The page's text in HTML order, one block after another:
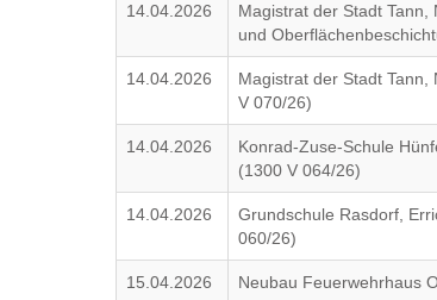
14.04.2026
Magistrat der Stadt
und
14.04.2026
Magistrat der Stadt
V 070/26)
14.04.2026
Konrad-Zuse-Schule
(1300 V 064/26)
14.04.2026
Grundschule Rasdorf,
060/26)
15.04.2026 Neubau Feuerwehrhaus